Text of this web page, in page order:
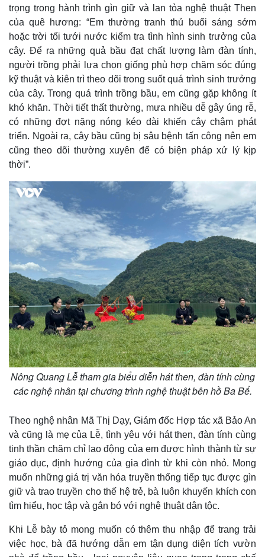
Kinh tế
Bất động sản
Khởi nghiệp
Thị trường
Giá vàng
Tiêu dùng
Tỷ giá
Chứng khoán
Giá cà phê
trọng trong hành trình gìn giữ và lan tỏa nghệ thuật Then
của quê hương: “Em thường tranh thủ buổi sáng sớm
hoặc trời tối tưới nước kiểm tra tình hình sinh trưởng của
cây. Để ra những quả bầu đạt chất lượng làm đàn tính,
người trồng phải lựa chọn giống phù hợp chăm sóc đúng
kỹ thuật và kiên trì theo dõi trong suốt quá trình sinh trưởng
của cây. Trong quá trình trồng bầu, em cũng gặp không ít
khó khăn. Thời tiết thất thường, mưa nhiều dễ gây úng rễ,
có những đợt nặng nóng kéo dài khiến cây chậm phát
triển. Ngoài ra, cây bầu cũng bị sâu bệnh tấn công nên em
cũng theo dõi thường xuyên để có biện pháp xử lý kịp
thời”.
Nông Quang Lễ tham gia biểu diễn hát then, đàn tính cùng
các nghệ nhân tại chương trình nghệ thuật bên hồ Ba Bể.
Theo nghệ nhân Mã Thị Dạy, Giám đốc Hợp tác xã Bảo An
và cũng là mẹ của Lễ, tình yêu với hát then, đàn tính cùng
tinh thần chăm chỉ lao động của em được hình thành từ sự
giáo dục, định hướng của gia đình từ khi còn nhỏ. Mong
muốn những giá trị văn hóa truyền thống tiếp tục được gìn
giữ và trao truyền cho thế hệ trẻ, bà luôn khuyến khích con
tìm hiểu, học tập và gắn bó với nghệ thuật dân tộc.
Khi Lễ bày tỏ mong muốn có thêm thu nhập để trang trải
việc học, bà đã hướng dẫn em tận dụng diện tích vườn